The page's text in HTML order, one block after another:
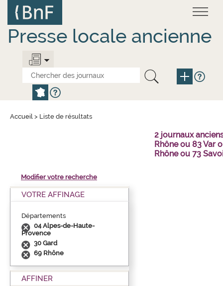
contenu
principal
Presse locale ancienne
Accueil > Liste de résultats
2 journaux
Rhône ou 83 Var
Rhône ou 73
Modifier votre recherche
VOTRE AFFINAGE
Départements
04 Alpes-de-Haute-
Provence
30 Gard
69 Rhône
AFFINER
Panneau de gestion des cookies